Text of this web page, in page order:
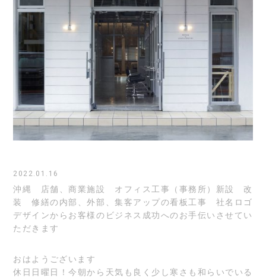
2022.01.16
沖縄 店舗、商業施設 オフィス工事（事務所）新設 改
装 修繕の内部、外部、集客アップの看板工事 社名ロゴ
デザインからお客様のビジネス成功へのお手伝いさせてい
ただきます
おはようございます
休日日曜日！今朝から天気も良く少し寒さも和らいでいる